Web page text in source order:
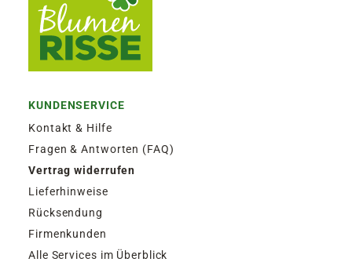
KUNDENSERVICE
Kontakt & Hilfe
Fragen & Antworten (FAQ)
Vertrag widerrufen
Lieferhinweise
Rücksendung
Firmenkunden
Alle Services im Überblick